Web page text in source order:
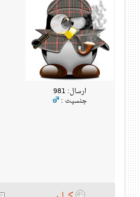
ارسال: 981
جنسیت :